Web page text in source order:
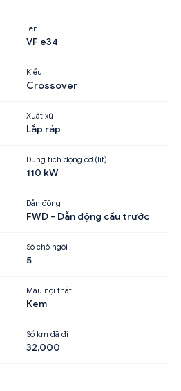
Tên
VF e34
Kiểu
Crossover
Xuất xứ
Lắp ráp
Dung tích động cơ (lít)
110 kW
Dẫn động
FWD - Dẫn động cầu trước
Số chỗ ngồi
5
Màu nội thất
Kem
Số km đã đi
32,000